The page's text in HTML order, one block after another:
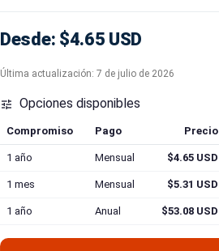
Desde: $4.65 USD
Última actualización: 7 de julio de 2026
 Opciones disponibles
Compromiso Pago Precio
1 año
Mensual $4.65 USD
1 mes Mensual $5.31 USD
1 año Anual $53.08 USD